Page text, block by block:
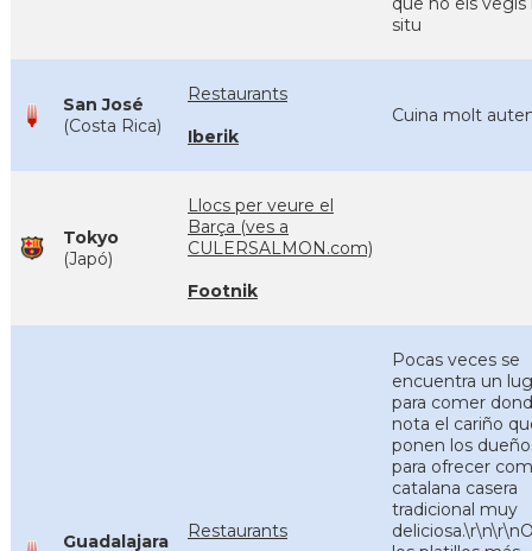
situ
San José
(Costa Rica)
Restaurants
Iberik
Cuina molt
Tokyo
(Japó)
Llocs per veure el
Barça (ves a
CULERSALMON.com)
Footnik
Guadalajara
Restaurants
Pocas veces se
encuentra un
para comer
nota el cariño
ponen los
para ofrecer
catalana casera
tradicional muy